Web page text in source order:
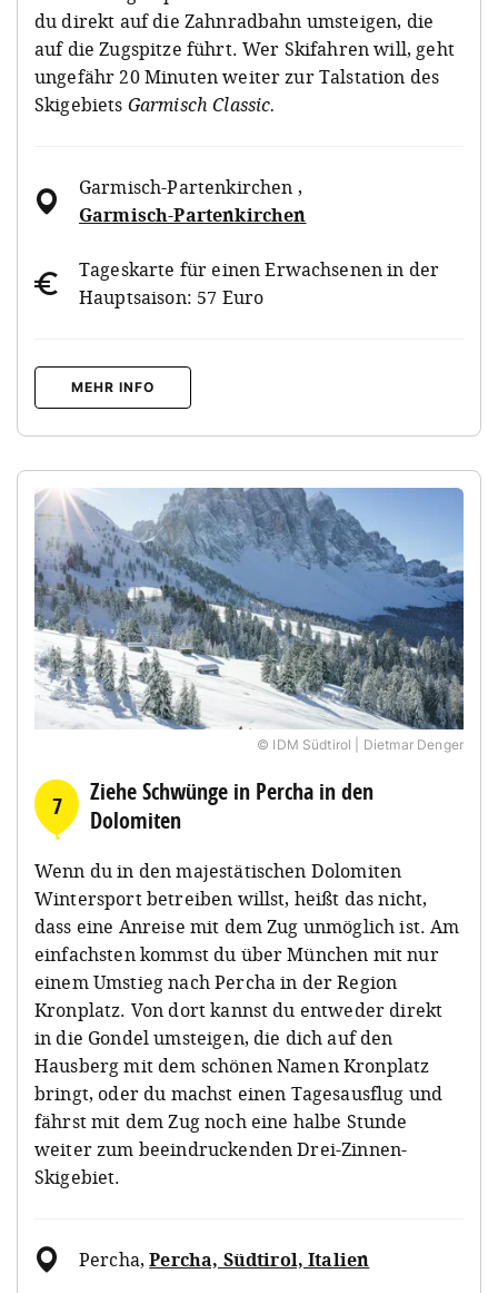
du direkt auf die Zahnradbahn umsteigen, die
auf die Zugspitze führt. Wer Skifahren will, geht
ungefähr 20 Minuten weiter zur Talstation des
Skigebiets Garmisch Classic.
Garmisch-Partenkirchen ,
Garmisch-Partenkirchen
Tageskarte für einen Erwachsenen in der
Hauptsaison: 57 Euro
MEHR INFO
© IDM Südtirol | Dietmar Denger
7
Ziehe Schwünge in Percha in den
Dolomiten
Wenn du in den majestätischen Dolomiten
Wintersport betreiben willst, heißt das nicht,
dass eine Anreise mit dem Zug unmöglich ist. Am
einfachsten kommst du über München mit nur
einem Umstieg nach Percha in der Region
Kronplatz. Von dort kannst du entweder direkt
in die Gondel umsteigen, die dich auf den
Hausberg mit dem schönen Namen Kronplatz
bringt, oder du machst einen Tagesausflug und
fährst mit dem Zug noch eine halbe Stunde
weiter zum beeindruckendenDrei-Zinnen-
Skigebiet.
Percha,Percha, Südtirol, Italien